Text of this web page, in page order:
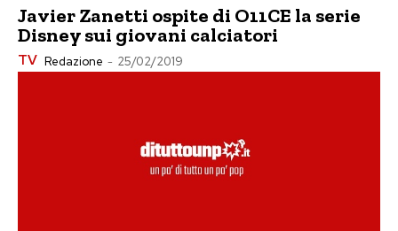
Javier Zanetti ospite di O11CE la serie
Disney sui giovani calciatori
TV Redazione - 25/02/2019